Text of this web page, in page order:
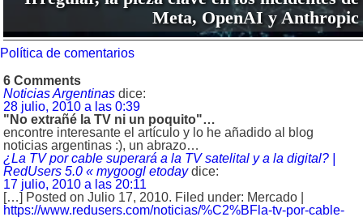
Meta, OpenAI y Anthropic
Política de comentarios
6 Comments
Noticias Argentinas dice:
28 julio, 2010 a las 0:39
"No extrañé la TV ni un poquito"…
encontre interesante el artículo y lo he añadido al blog
noticias argentinas :), un abrazo…
¿La TV por cable superará a la TV satelital y a la digital? |
RedUsers 5.0 « mygoogl etoday dice:
17 julio, 2010 a las 20:11
[…] Posted on Julio 17, 2010. Filed under: Mercado |
https://www.redusers.com/noticias/%C2%BFla-tv-por-cable-